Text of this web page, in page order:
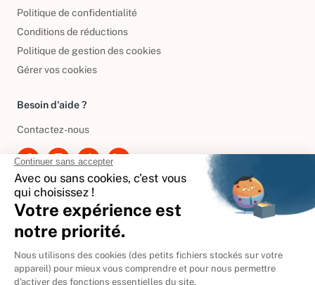
Politique de confidentialité
Conditions de réductions
Politique de gestion des cookies
Gérer vos cookies
Besoin d'aide ?
Contactez-nous
International
🇪🇸 Espagne
🇩🇪Allemagne
🇮🇹 Italie